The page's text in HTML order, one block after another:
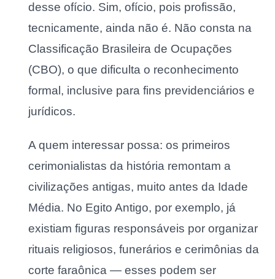
desse ofício. Sim, ofício, pois profissão,
tecnicamente, ainda não é. Não consta na
Classificação Brasileira de Ocupações
(CBO), o que dificulta o reconhecimento
formal, inclusive para fins previdenciários e
jurídicos.
A quem interessar possa: os primeiros
cerimonialistas da história remontam a
civilizações antigas, muito antes da Idade
Média. No Egito Antigo, por exemplo, já
existiam figuras responsáveis por organizar
rituais religiosos, funerários e cerimônias da
corte faraônica — esses podem ser